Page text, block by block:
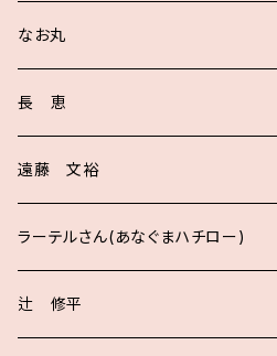
サイン入り
なお丸
長 恵
遠藤 文裕
ラーテルさん(あなぐまハチロー)
辻 修平